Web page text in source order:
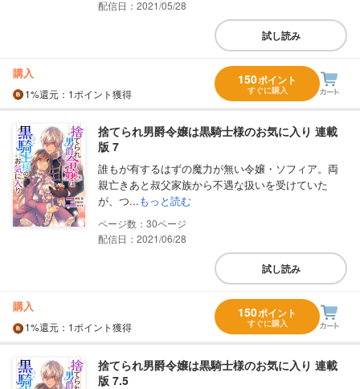
配信日：2021/05/28
試し読み
購入
1%還元 ：1ポイント獲得
150ポイント
すぐに購入
捨てられ男爵令嬢は黒騎士様のお気に入り 連載
版 7
誰もが有するはずの魔力が無い令嬢・ソフィア。両
親亡きあと叔父家族から不遇な扱いを受けていた
が、つ...もっと読む
30
配信日：2021/06/28
試し読み
購入
1%還元 ：1ポイント獲得
150ポイント
すぐに購入
捨てられ男爵令嬢は黒騎士様のお気に入り 連載
版 7.5